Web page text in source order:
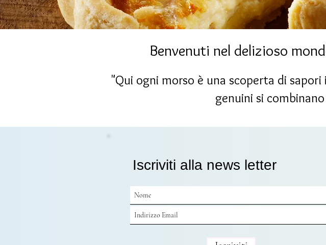
Benvenuti nel delizioso
"Qui ogni morso è una scoperta di
genuini si
Iscriviti alla news letter